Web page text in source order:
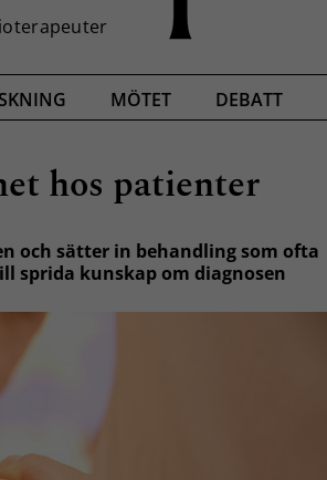
MÖTET DEBATT
hos patienter
och sätter in behandling som ofta
sprida kunskap om diagnosen